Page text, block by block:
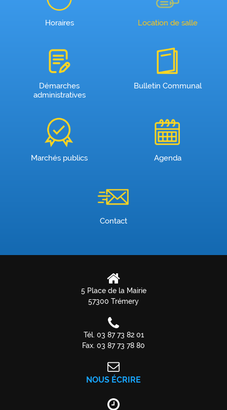
Horaires Location de salle
Démarches
administratives
Bulletin Communal
Marchés publics Agenda
Contact
5 Place de la Mairie
57300 Trémery
Tél. 03 87 73 82 01
Fax. 03 87 73 78 80
NOUS ÉCRIRE